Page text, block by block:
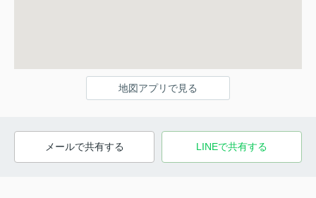
地図アプリで見る
メールで共有する LINEで共有する